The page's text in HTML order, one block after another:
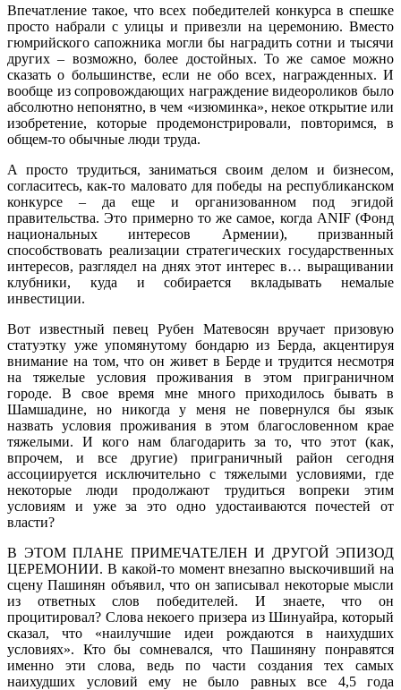
Впечатление такое, что всех победителей конкурса в спешке
просто набрали с улицы и привезли на церемонию. Вместо
гюмрийского сапожника могли бы наградить сотни и тысячи
других – возможно, более достойных. То же самое можно
сказать о большинстве, если не обо всех, награжденных. И
вообще из сопровождающих награждение видеороликов было
абсолютно непонятно, в чем «изюминка», некое открытие или
изобретение, которые продемонстрировали, повторимся, в
общем-то обычные люди труда.
А просто трудиться, заниматься своим делом и бизнесом,
согласитесь, как-то маловато для победы на республиканском
конкурсе – да еще и организованном под эгидой
правительства. Это примерно то же самое, когда ANIF (Фонд
национальных интересов Армении), призванный
способствовать реализации стратегических государственных
интересов, разглядел на днях этот интерес в… выращивании
клубники, куда и собирается вкладывать немалые
инвестиции.
Вот известный певец Рубен Матевосян вручает призовую
статуэтку уже упомянутому бондарю из Берда, акцентируя
внимание на том, что он живет в Берде и трудится несмотря
на тяжелые условия проживания в этом приграничном
городе. В свое время мне много приходилось бывать в
Шамшадине, но никогда у меня не повернулся бы язык
назвать условия проживания в этом благословенном крае
тяжелыми. И кого нам благодарить за то, что этот (как,
впрочем, и все другие) приграничный район сегодня
ассоциируется исключительно с тяжелыми условиями, где
некоторые люди продолжают трудиться вопреки этим
условиям и уже за это одно удостаиваются почестей от
власти?
В ЭТОМ ПЛАНЕ ПРИМЕЧАТЕЛЕН И ДРУГОЙ ЭПИЗОД
ЦЕРЕМОНИИ. В какой-то момент внезапно выскочивший на
сцену Пашинян объявил, что он записывал некоторые мысли
из ответных слов победителей. И знаете, что он
процитировал? Слова некоего призера из Шинуайра, который
сказал, что «наилучшие идеи рождаются в наихудших
условиях». Кто бы сомневался, что Пашиняну понравятся
именно эти слова, ведь по части создания тех самых
наихудших условий ему не было равных все 4,5 года